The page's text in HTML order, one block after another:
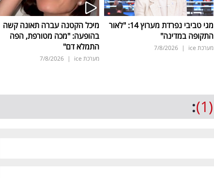
מגי טביבי נפרדת מערוץ 14: "לאור
התקופה במדינה"
מערכת ice |
7/8/2026
מיכל הקטנה עברה תאונה קשה
בהופעה: "מכה מטורפת, הפה
התמלא דם"
מערכת ice |
7/8/2026
(1)
: